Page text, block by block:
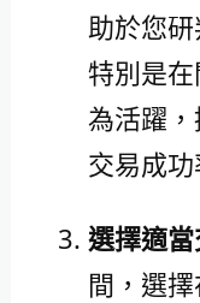
助於您
特別是
為活躍
交易成功
選擇適當
間，選